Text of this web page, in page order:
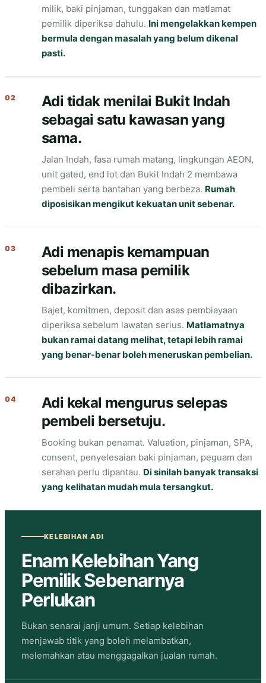
milik, baki pinjaman, tunggakan dan matlamat
pemilik diperiksa dahulu. Ini mengelakkan kempen
bermula dengan masalah yang belum dikenal
pasti.
02
Adi tidak menilai Bukit Indah
sebagai satu kawasan yang
sama.
Jalan Indah, fasa rumah matang, lingkungan AEON,
unit gated, end lot dan Bukit Indah 2 membawa
pembeli serta bantahan yang berbeza. Rumah
diposisikan mengikut kekuatan unit sebenar.
03
Adi menapis kemampuan
sebelum masa pemilik
dibazirkan.
Bajet, komitmen, deposit dan asas pembiayaan
diperiksa sebelum lawatan serius. Matlamatnya
bukan ramai datang melihat, tetapi lebih ramai
yang benar-benar boleh meneruskan pembelian.
04
Adi kekal mengurus selepas
pembeli bersetuju.
Booking bukan penamat. Valuation, pinjaman, SPA,
consent, penyelesaian baki pinjaman, peguam dan
serahan perlu dipantau. Di sinilah banyak transaksi
yang kelihatan mudah mula tersangkut.
KELEBIHAN ADI
Enam Kelebihan Yang
Pemilik Sebenarnya
Perlukan
Bukan senarai janji umum. Setiap kelebihan
menjawab titik yang boleh melambatkan,
melemahkan atau menggagalkan jualan rumah.